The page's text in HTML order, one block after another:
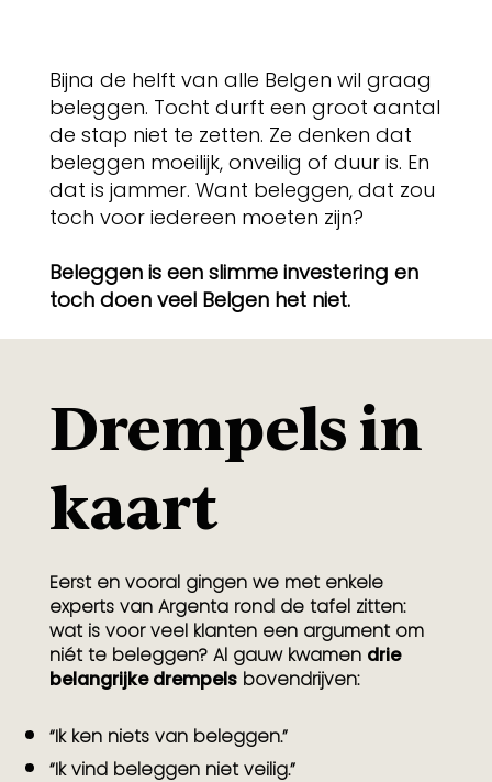
Drempels in
kaart
Eerst en vooral gingen we met enkele
experts van Argenta rond de tafel zitten:
wat is voor veel klanten een argument om
niét te beleggen? Al gauw kwamen drie
belangrijke drempelsbovendrijven:
“Ik ken niets van beleggen.”
“Ik vind beleggen niet veilig.”
Bijna de helft van alle Belgen wil graag
beleggen. Tocht durft een groot aantal
de stap niet te zetten. Ze denken dat
beleggen moeilijk, onveilig of duur is. En
dat is jammer. Want beleggen, dat zou
toch voor iedereen moeten zijn?
Beleggen is een slimme investering en
toch doen veel Belgen het niet.